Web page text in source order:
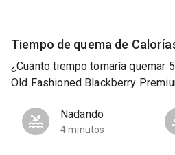
Tiempo de quema de
¿Cuánto tiempo tomaría quemar
Old Fashioned Blackberry
Nadando
4 minutos